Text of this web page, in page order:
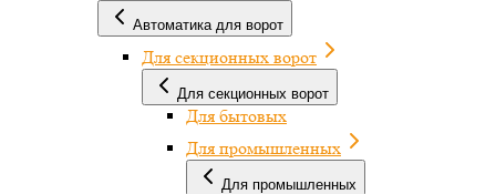
Автоматика для ворот
Для секционных ворот
Для секционных ворот
Для бытовых
Для промышленных
Для промышленных